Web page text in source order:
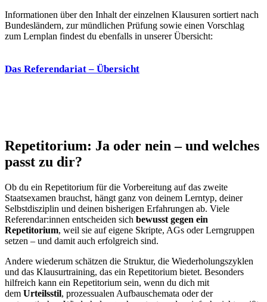
Informationen über den Inhalt der einzelnen Klausuren sortiert nach
Bundesländern, zur mündlichen Prüfung sowie einen Vorschlag
zum Lernplan findest du ebenfalls in unserer Übersicht:
Das Referendariat – Übersicht
Repetitorium: Ja oder nein – und welches
passt zu dir?
Ob du ein Repetitorium für die Vorbereitung auf das zweite
Staatsexamen brauchst, hängt ganz von deinem Lerntyp, deiner
Selbstdisziplin und deinen bisherigen Erfahrungen ab. Viele
Referendar:innen entscheiden sich bewusst gegen ein
Repetitorium, weil sie auf eigene Skripte, AGs oder Lerngruppen
setzen – und damit auch erfolgreich sind.
Andere wiederum schätzen die Struktur, die Wiederholungszyklen
und das Klausurtraining, das ein Repetitorium bietet. Besonders
hilfreich kann ein Repetitorium sein, wenn du dich mit
dem Urteilsstil, prozessualen Aufbauschemata oder der